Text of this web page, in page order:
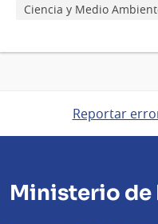
Ciencia y Medio
Reportar
Ministerio de